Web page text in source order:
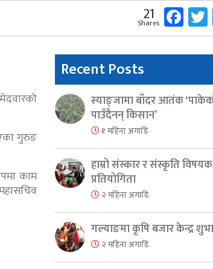
21
Shares
गुरुङ
काम
Recent Posts
स्याङ्जामा बाँदर आतंक
पाउँदैनन् किसान’
१ महिना अगाडि
हाम्रो संस्कार र संस्कृति
प्रतियोगिता
२ महिना अगाडि
गल्याङमा कृषि बजार केन्द्र
२ महिना अगाडि